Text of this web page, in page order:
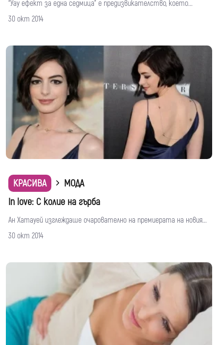
“Уау ефект за една седмица” е предизвикателство, което...
30 окт 2014
КРАСИВА
МОДА
In love: С колие на гърба
Ан Хатауей изглеждаше очарователно на премиерата на новия...
30 окт 2014